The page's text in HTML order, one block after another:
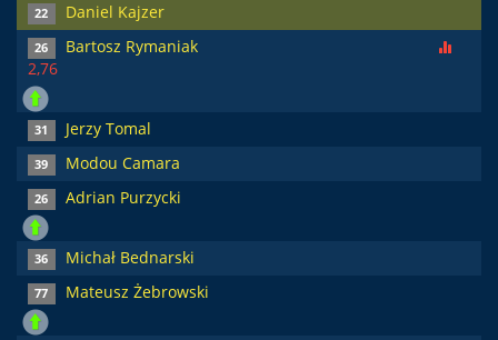
22 Daniel Kajzer
26
Bartosz Rymaniak
2,76
31 Jerzy Tomal
39 Modou Camara
26 Adrian Purzycki
36 Michał Bednarski
77 Mateusz Żebrowski